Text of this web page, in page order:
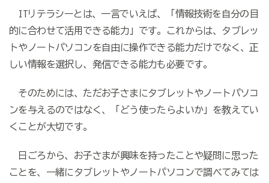
ITリテラシーとは、一言でいえば、「情報技術を自分の目
的に合わせて活用できる能力」です。これからは、タブレッ
トやノートパソコンを自由に操作できる能力だけでなく、正
しい情報を選択し、発信できる能力も必要です。
そのためには、ただお子さまにタブレットやノートパソコ
ンを与えるのではなく、「どう使ったらよいか」を教えてい
くことが大切です。
日ごろから、お子さまが興味を持ったことや疑問に思った
ことを、一緒にタブレットやノートパソコンで調べてみては